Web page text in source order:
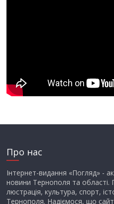
Про нас
Інтернет-видання «Погляд» -
новини Тернополя та області.
люстрація, культура, спорт,
Тернополя. Надіємося, що